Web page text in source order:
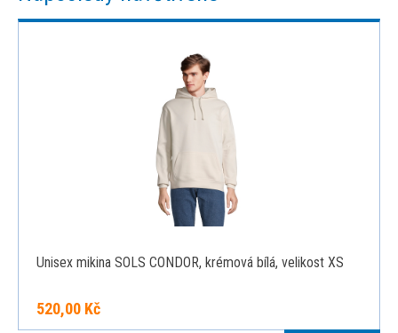
Unisex mikina SOLS CONDOR, krémová bílá, velikost XS
520,00 Kč